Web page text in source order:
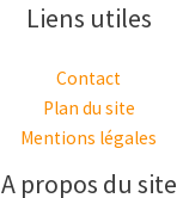
Liens utiles
Contact
Plan du site
Mentions légales
A propos du site